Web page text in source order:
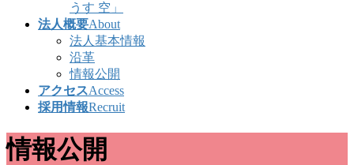
うす 空」
法人概要About
法人基本情報
沿革
情報公開
アクセスAccess
採用情報Recruit
情報公開